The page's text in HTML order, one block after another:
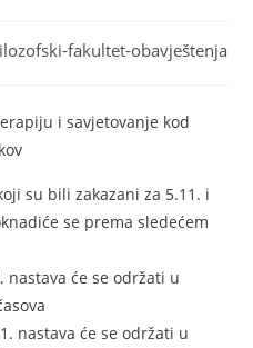
fakultet-obavještenja
i savjetovanje kod
su bili zakazani za 5.11. i
se prema sledećem
nastava će se održati u
nastava će se održati u